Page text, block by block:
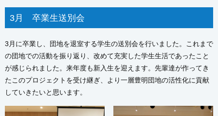
3月 卒業生送別会
3月に卒業し、団地を退室する学生の送別会を行いました。これまで
の団地での活動を振り返り、改めて充実した学生生活であったこと
が感じられました。来年度も新入生を迎えます。先輩達が作ってき
たこのプロジェクトを受け継ぎ、より一層豊明団地の活性化に貢献
していきたいと思います。